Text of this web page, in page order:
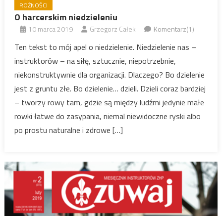
ROŻNOŚCI
O harcerskim niedzieleniu
10 marca 2019 Grzegorz Całek Komentarz(1)
Ten tekst to mój apel o niedzielenie. Niedzielenie nas –
instruktorów – na siłę, sztucznie, niepotrzebnie,
niekonstruktywnie dla organizacji. Dlaczego? Bo dzielenie
jest z gruntu złe. Bo dzielenie… dzieli. Dzieli coraz bardziej
– tworzy rowy tam, gdzie są między ludźmi jedynie małe
rowki łatwe do zasypania, niemal niewidoczne ryski albo
po prostu naturalne i zdrowe […]